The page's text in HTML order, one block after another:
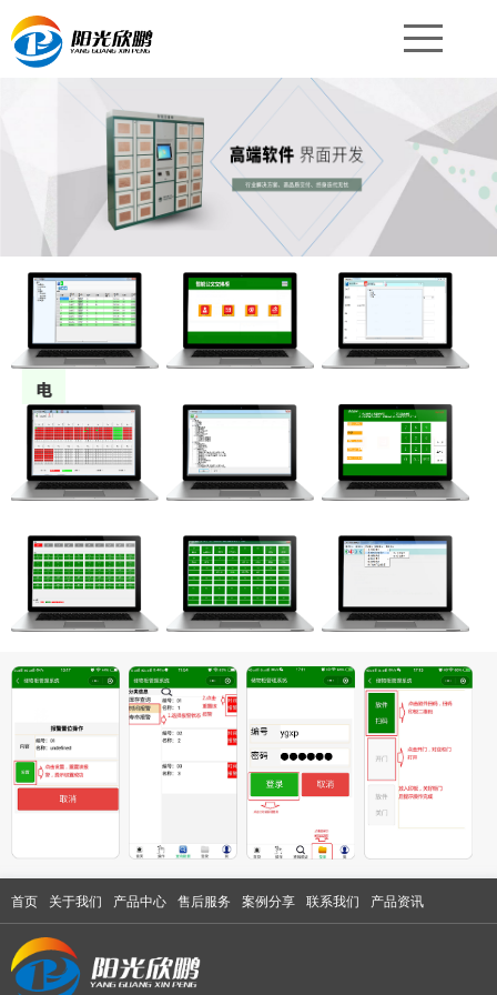
首页 关于我们 产品中心 售后服务 案例分享 联系我们 产品资讯